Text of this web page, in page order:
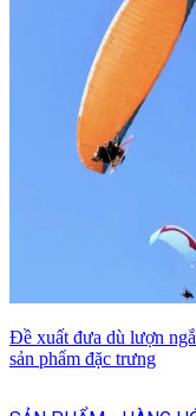
Đề xuất đưa dù lượn
sản phẩm đặc trưng